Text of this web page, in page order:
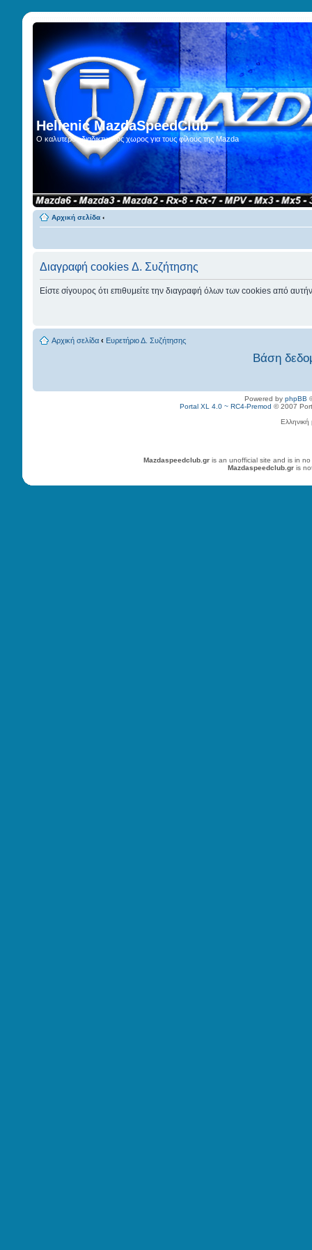
Hellenic MazdaSpeedClub
Ο καλυτερος διαδικτυακος χωρος για τους φίλους της Mazda
Αρχική σελίδα ‹
Διαγραφή cookies Δ. Συζήτησης
Είστε σίγουρος ότι επιθυμείτε την διαγραφή όλων των cookies από
Αρχική σελίδα ‹ Ευρετήριο Δ. Συζήτησης
Βάση
Powered by phpBB
Portal XL 4.0 ~ RC4-Premod © 2007
Mazdaspeedclub.gr is an unofficial site and is in
Mazdaspeedclub.gr is